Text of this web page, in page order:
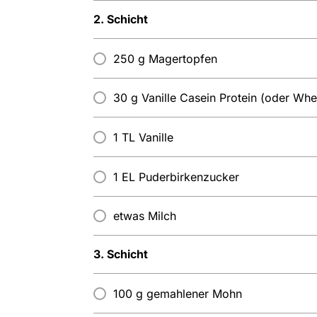
2. Schicht
250 g Magertopfen
30 g Vanille Casein Protein (oder
1 TL Vanille
1 EL Puderbirkenzucker
etwas Milch
3. Schicht
100 g gemahlener Mohn